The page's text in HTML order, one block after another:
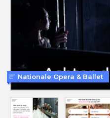
Nationale Opera & Ballet